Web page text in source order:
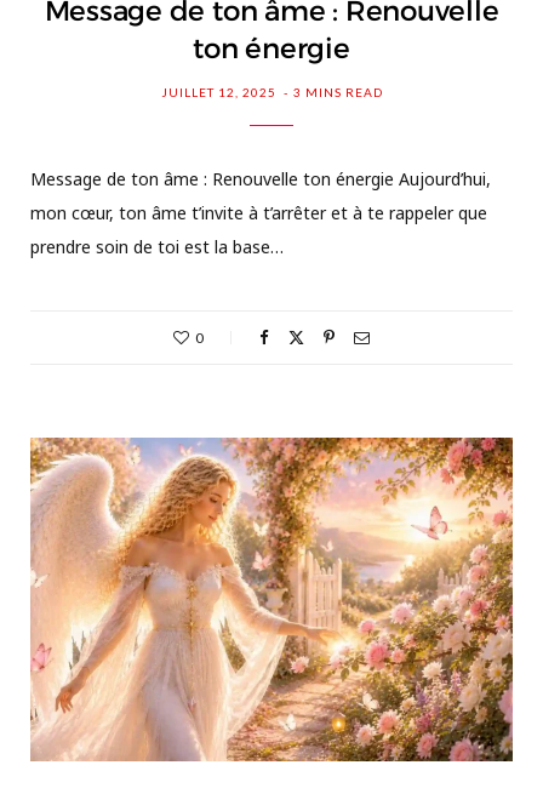
Message de ton âme : Renouvelle
ton énergie
JUILLET 12, 2025 3 MINS READ
Message de ton âme : Renouvelle ton énergie Aujourd’hui,
mon cœur, ton âme t’invite à t’arrêter et à te rappeler que
prendre soin de toi est la base…
0